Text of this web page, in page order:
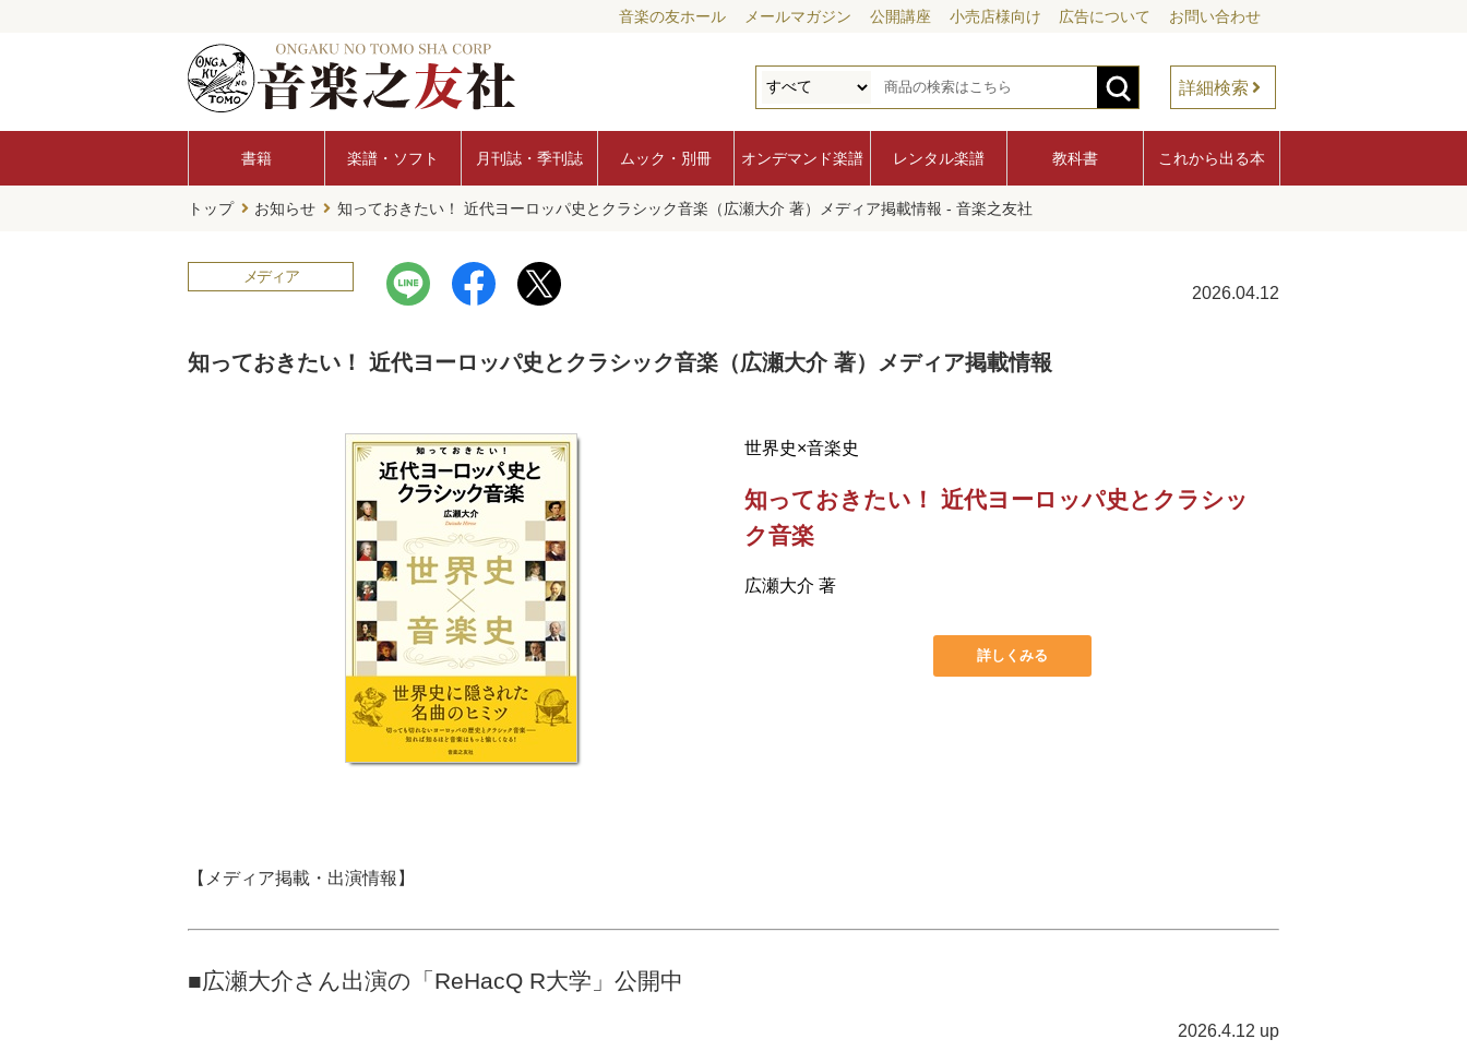
音楽の友ホール メールマガジン 公開講座 小売店様向け 広告について お問い合わせ
詳細検索
書籍 楽譜・ソフト 月刊誌・季刊誌 ムック・別冊 オンデマンド楽譜 レンタル楽譜 教科書 これから出る本
トップ お知らせ 知っておきたい！ 近代ヨーロッパ史とクラシック音楽（広瀬大介 著）メディア掲載情報 - 音楽之友社
メディア
2026.04.12
知っておきたい！ 近代ヨーロッパ史とクラシック音楽（広瀬大介 著）メディア掲載情報
世界史×音楽史
知っておきたい！ 近代ヨーロッパ史とクラシッ
ク音楽
広瀬大介 著
詳しくみる
【メディア掲載・出演情報】
■広瀬大介さん出演の「ReHacQ R大学」公開中
2026.4.12 up